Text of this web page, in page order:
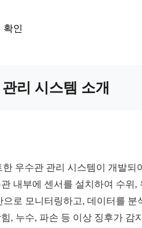
확인
리 시스템 소개
우수관 관리 시스템이 개발되
내부에 센서를 설치하여 수위,
로 모니터링하고, 데이터를 분
, 누수, 파손 등 이상 징후가 감